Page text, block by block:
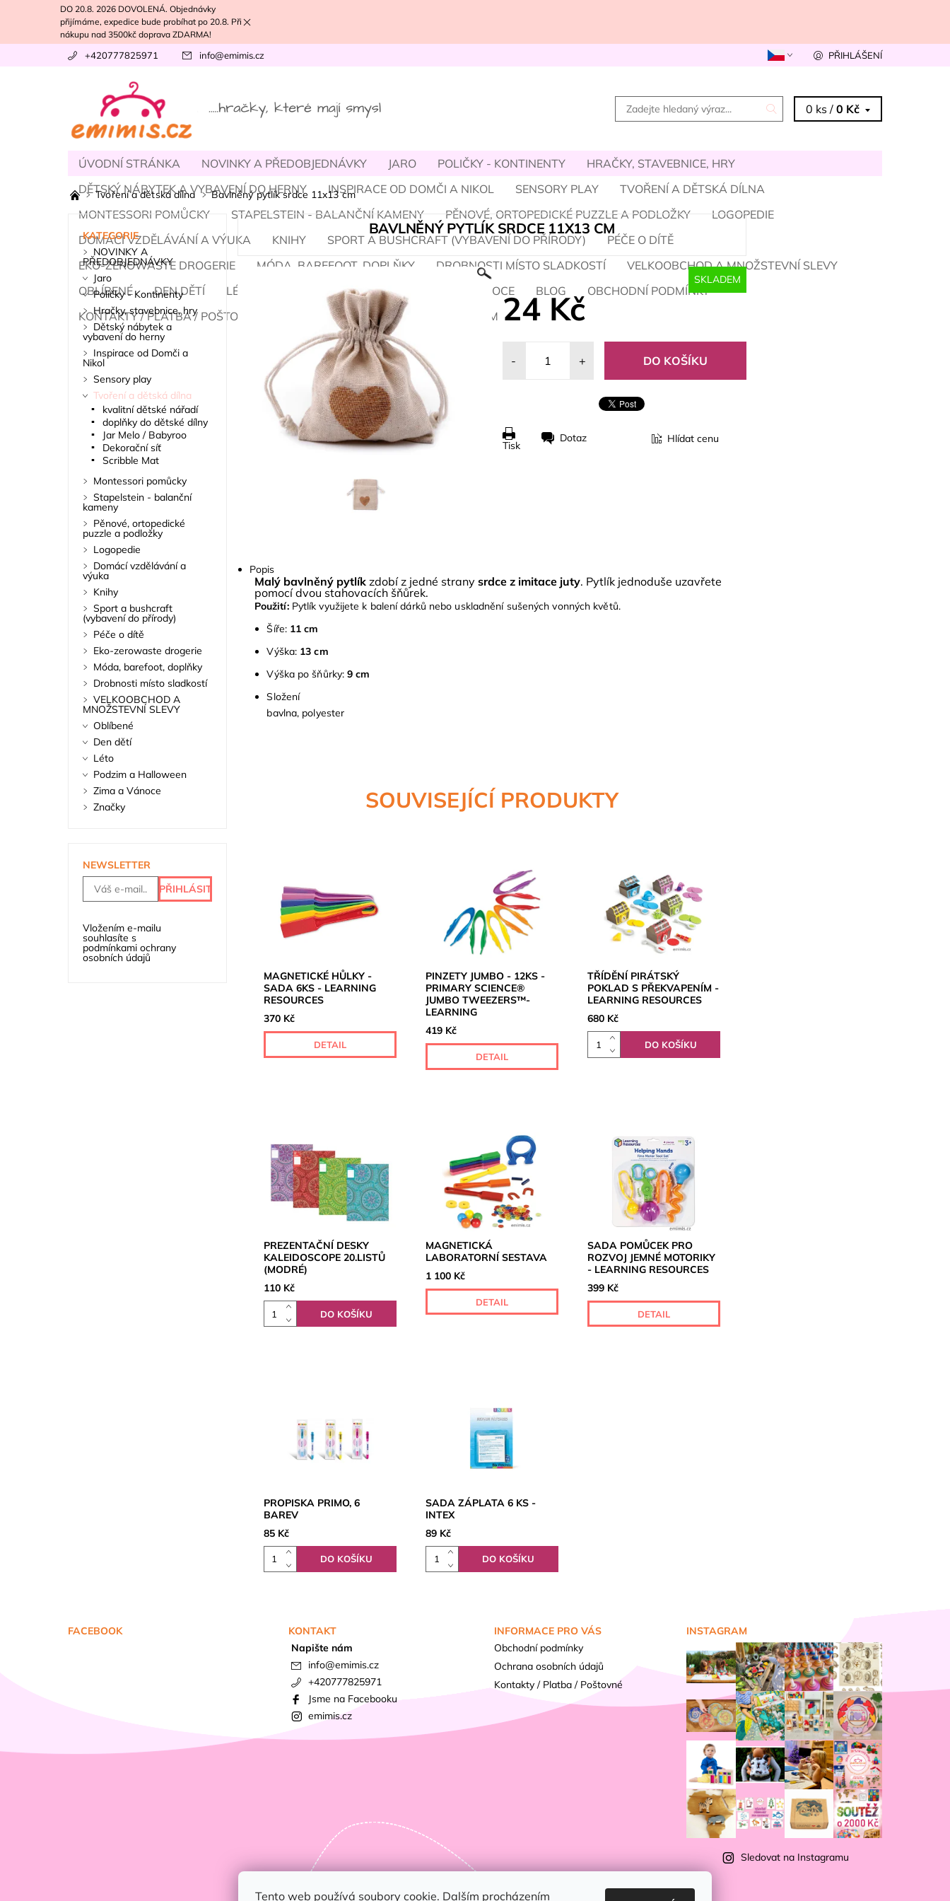
DO 20.8. 2026 DOVOLENÁ. Objednávky
přijímáme, expedice bude probíhat po 20.8. Při
nákupu nad 3500kč doprava ZDARMA!
+420777825971 info@emimis.cz PŘIHLÁŠENÍ
0 ks /0 Kč
ÚVODNÍ STRÁNKA NOVINKY A PŘEDOBJEDNÁVKY JARO POLIČKY - KONTINENTY
HRAČKY, STAVEBNICE, HRY
DĚTSKÝ NÁBYTEK A VYBAVENÍ DO HERNY
INSPIRACE OD DOMČI A NIKOL SENSORY PLAY
TVOŘENÍ A DĚTSKÁ DÍLNA
MONTESSORI POMŮCKY
STAPELSTEIN - BALANČNÍ KAMENY PĚNOVÉ, ORTOPEDICKÉ PUZZLE A PODLOŽKY
LOGOPEDIE
DOMÁCÍ VZDĚLÁVÁNÍ A VÝUKA
KNIHY SPORT A BUSHCRAFT (VYBAVENÍ DO PŘÍRODY)
PÉČE O DÍTĚ
EKO-ZEROWASTE DROGERIE
MÓDA, BAREFOOT, DOPLŇKY DROBNOSTI MÍSTO SLADKOSTÍ
VELKOOBCHOD A MNOŽSTEVNÍ SLEVY
OBLÍBENÉ
DEN DĚTÍ LÉTO PODZIM A HALLOWEEN ZIMA A VÁNOCE BLOG
OBCHODNÍ PODMÍNKY
KONTAKTY / PLATBA / POŠTOVNÉ
NÁŠ TÝM / O NÁS PROVIZNÍ SYSTÉM
Tvoření a dětská dílna Bavlněný pytlík srdce 11x13 cm
BAVLNĚNÝ PYTLÍK SRDCE 11X13 CM
SKLADEM
24 Kč
- +
Tisk
Dotaz Hlídat cenu
Popis
Malý bavlněný pytlík zdobí z jedné strany srdce z imitace juty. Pytlík jednoduše uzavřete
pomocí dvou stahovacích šňůrek.
Použití: Pytlík využijete k balení dárků nebo uskladnění sušených vonných květů.
Šíře: 11 cm
Výška: 13 cm
Výška po šňůrky: 9 cm
Složení
bavlna, polyester
SOUVISEJÍCÍ PRODUKTY
MAGNETICKÉ HŮLKY -
SADA 6KS - LEARNING
RESOURCES
370 Kč
DETAIL
PINZETY JUMBO - 12KS -
PRIMARY SCIENCE®
JUMBO TWEEZERS™-
LEARNING
419 Kč
DETAIL
TŘÍDĚNÍ PIRÁTSKÝ
POKLAD S PŘEKVAPENÍM -
LEARNING RESOURCES
680 Kč
PREZENTAČNÍ DESKY
KALEIDOSCOPE 20.LISTŮ
(MODRÉ)
110 Kč
MAGNETICKÁ
LABORATORNÍ SESTAVA
1 100 Kč
DETAIL
SADA POMŮCEK PRO
ROZVOJ JEMNÉ MOTORIKY
- LEARNING RESOURCES
399 Kč
DETAIL
PROPISKA PRIMO, 6
BAREV
85 Kč
SADA ZÁPLATA 6 KS -
INTEX
89 Kč
KATEGORIE
NOVINKY A
PŘEDOBJEDNÁVKY
Jaro
Poličky - Kontinenty
Hračky, stavebnice, hry
Dětský nábytek a
vybavení do herny
Inspirace od Domči a
Nikol
Sensory play
Tvoření a dětská dílna
kvalitní dětské nářadí
doplňky do dětské dílny
Jar Melo / Babyroo
Dekorační síť
Scribble Mat
Montessori pomůcky
Stapelstein - balanční
kameny
Pěnové, ortopedické
puzzle a podložky
Logopedie
Domácí vzdělávání a
výuka
Knihy
Sport a bushcraft
(vybavení do přírody)
Péče o dítě
Eko-zerowaste drogerie
Móda, barefoot, doplňky
Drobnosti místo sladkostí
VELKOOBCHOD A
MNOŽSTEVNÍ SLEVY
Oblíbené
Den dětí
Léto
Podzim a Halloween
Zima a Vánoce
Značky
NEWSLETTER
Vložením e-mailu
souhlasíte s
podmínkami ochrany
osobních údajů
FACEBOOK
KONTAKT
Napište nám
info@emimis.cz
+420777825971
Jsme na Facebooku
emimis.cz
INFORMACE PRO VÁS
Obchodní podmínky
Ochrana osobních údajů
Kontakty / Platba / Poštovné
INSTAGRAM
Sledovat na Instagramu
Tento web používá soubory cookie. Dalším procházením